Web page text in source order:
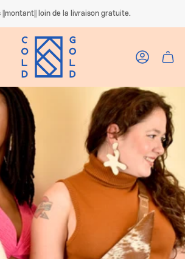
||montant|| loin de la livraison gratuite.
Compte